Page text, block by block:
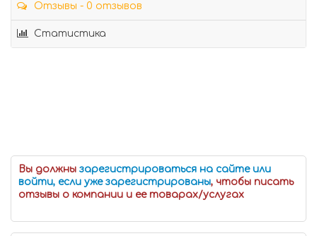
Отзывы - 0 отзывов
Статистика
Вы должны зарегистрироваться на сайте или
войти, если уже зарегистрированы, чтобы писать
отзывы о компании и ее товарах/услугах